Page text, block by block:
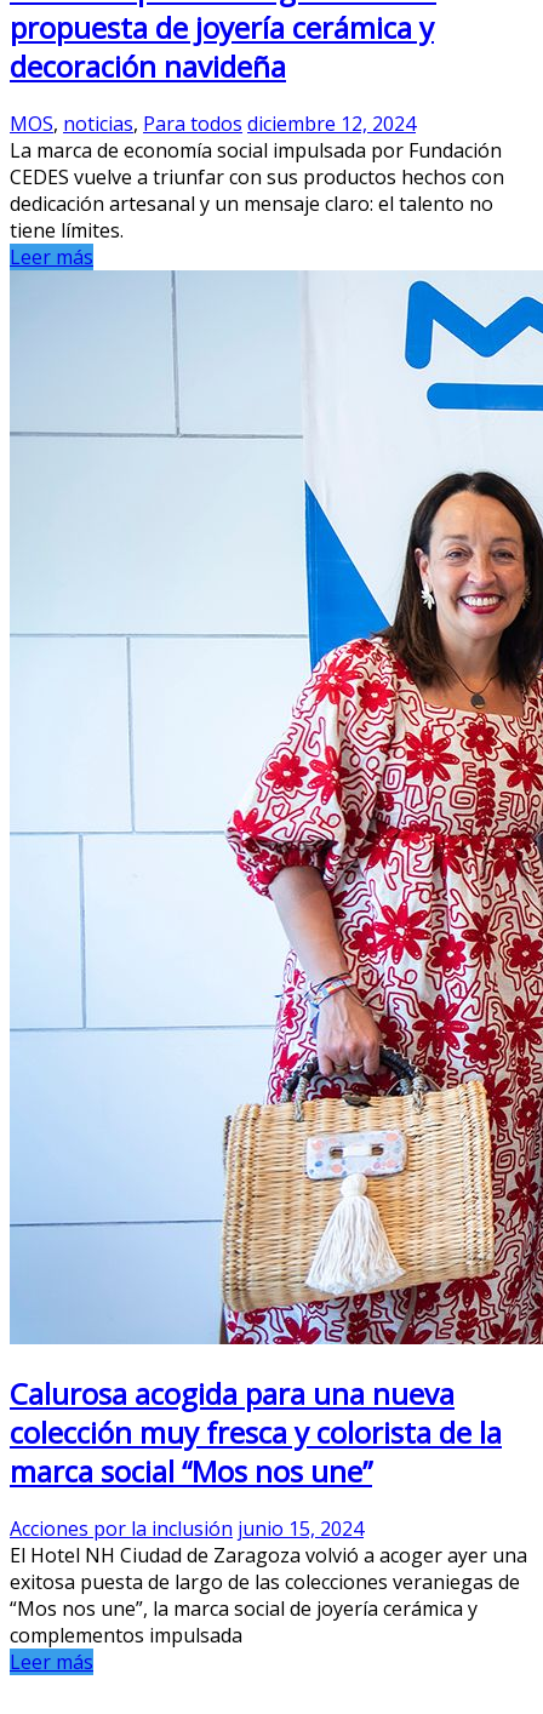
propuesta de joyería cerámica y
decoración navideña
MOS, noticias, Para todos diciembre 12, 2024
La marca de economía social impulsada por Fundación
CEDES vuelve a triunfar con sus productos hechos con
dedicación artesanal y un mensaje claro: el talento no
tiene límites.
Leer más
Calurosa acogida para una nueva
colección muy fresca y colorista de la
marca social “Mos nos une”
Acciones por la inclusión junio 15, 2024
El Hotel NH Ciudad de Zaragoza volvió a acoger ayer una
exitosa puesta de largo de las colecciones veraniegas de
“Mos nos une”, la marca social de joyería cerámica y
complementos impulsada
Leer más